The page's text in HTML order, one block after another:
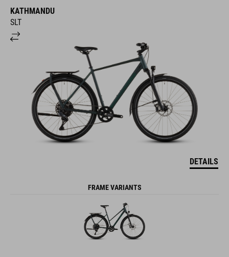
KATHMANDU
SLT
DETAILS
FRAME VARIANTS